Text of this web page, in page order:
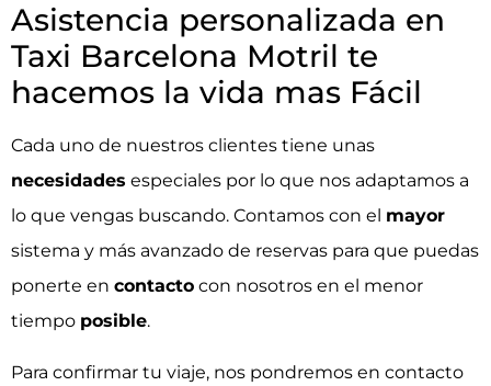
Asistencia personalizada en
Taxi Barcelona Motril te
hacemos la vida mas Fácil
Cada uno de nuestros clientes tiene unas
necesidades especiales por lo que nos adaptamos a
lo que vengas buscando. Contamos con el mayor
sistema y más avanzado de reservas para que puedas
ponerte en contacto con nosotros en el menor
tiempo posible.
Para confirmar tu viaje, nos pondremos en contacto